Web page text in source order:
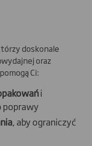
doskonale
oraz
Ci:
i
poprawy
, aby ograniczyć